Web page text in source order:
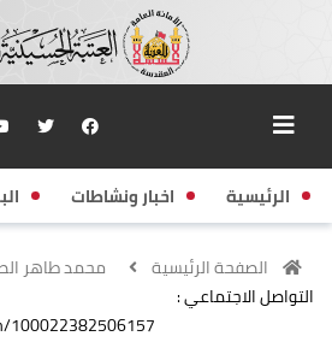
الرئيسية اخبار ونشاطات
الصفحة الرئيسية
محمد طاهر
التواصل الاجتماعي :
100022382506157